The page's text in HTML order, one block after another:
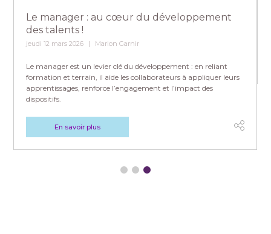
Le manager : au cœur du développement
des talents !
jeudi 12 mars 2026 Marion Garnir
Le manager est un levier clé du développement : en reliant
formation et terrain, il aide les collaborateurs à appliquer leurs
apprentissages, renforce l’engagement et l’impact des
dispositifs.
En savoir plus